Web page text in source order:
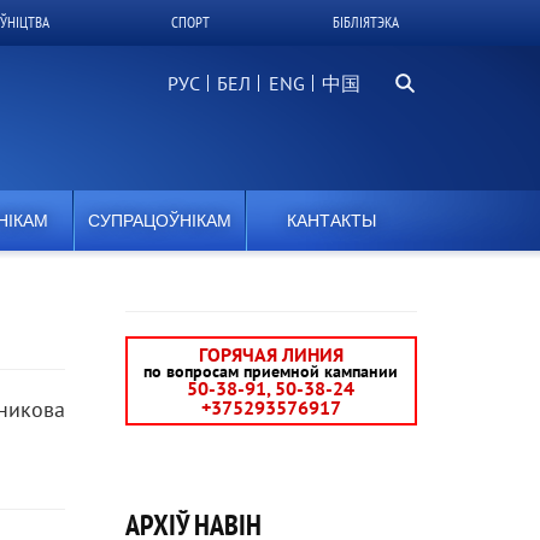
СПОРТ БІБЛІЯТЭКА
РУС БЕЛ 中国 Пошук
СУПРАЦОЎНІКАМ КАНТАКТЫ
ГОРЯЧАЯ ЛИНИЯ
по вопросам приемной кампании
50-38-91, 50-38-24
+375293576917
АРХІЎ НАВІН